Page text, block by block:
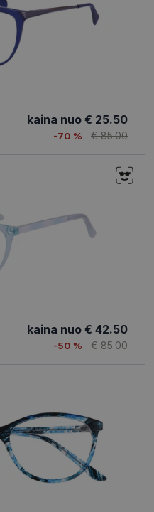
kaina nuo € 25.50
-70 % € 85.00
kaina nuo € 42.50
-50 % € 85.00